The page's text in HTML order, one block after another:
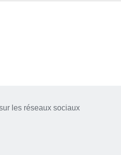
les réseaux sociaux